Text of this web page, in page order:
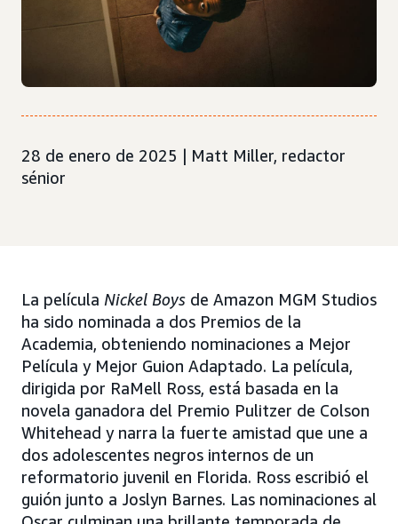
28 de enero de 2025 | Matt Miller, redactor
sénior
La película Nickel Boys de Amazon MGM Studios
ha sido nominada a dos Premios de la
Academia, obteniendo nominaciones a Mejor
Película y Mejor Guion Adaptado. La película,
dirigida por RaMell Ross, está basada en la
novela ganadora del Premio Pulitzer de Colson
Whitehead y narra la fuerte amistad que une a
dos adolescentes negros internos de un
reformatorio juvenil en Florida. Ross escribió el
guión junto a Joslyn Barnes. Las nominaciones al